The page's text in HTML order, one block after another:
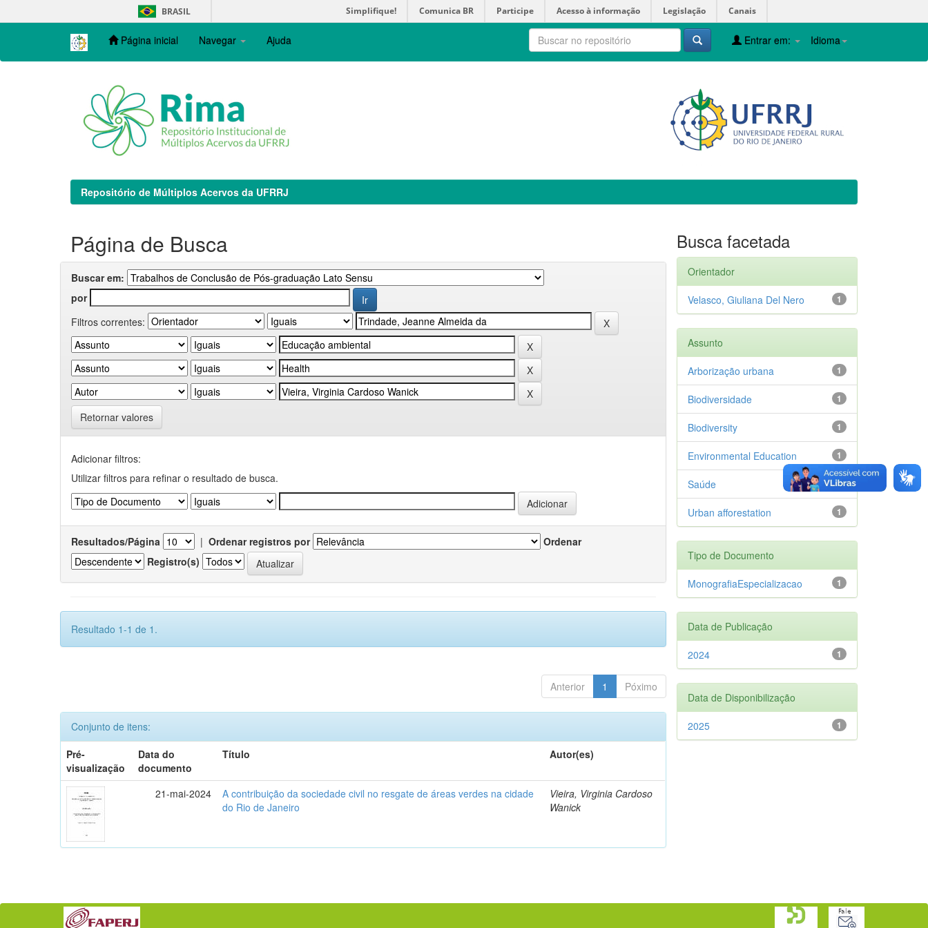
navigation
BRASIL Simplifique! Comunica BR Participe Acesso à informação Legislação Canais
Página inicial Navegar Ajuda Idioma
Entrar em:
Repositório de Múltiplos Acervos da UFRRJ
Página de Busca
Buscar em:
por
Filtros correntes:
Retornar valores
Adicionar filtros:
Utilizar filtros para refinar o resultado de busca.
Resultados/Página | Ordenar registros por
Ordenar
Registro(s)
Resultado 1-1 de 1.
Anterior 1 Póximo
Conjunto de itens:
Pré-
visualização
Data do
documento
Título Autor(es)
21-mai-2024
A contribuição da sociedade civil no resgate de áreas verdes na cidade
do Rio de Janeiro
Vieira, Virginia Cardoso
Wanick
Busca facetada
Orientador
1
Velasco, Giuliana Del Nero
Assunto
1
Arborização urbana
1
Biodiversidade
1
Biodiversity
1
Environmental Education
1
Saúde
1
Urban afforestation
Tipo de Documento
1
MonografiaEspecializacao
Data de Publicação
1
2024
Data de Disponibilização
1
2025